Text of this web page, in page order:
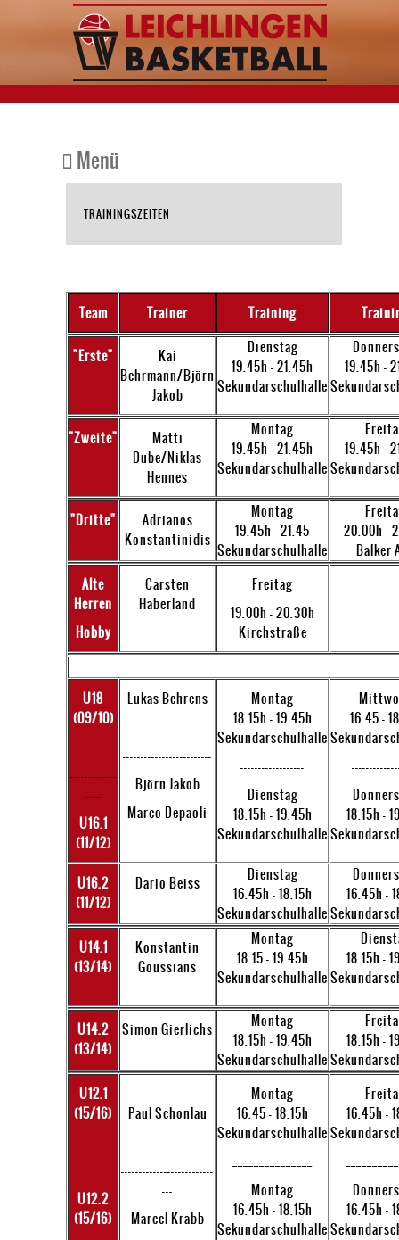
Menü
TRAININGSZEITEN
Team Trainer Training
"Erste"
Kai
Behrmann/Björn
Jakob
Dienstag
19.45h - 21.45h
Sekundarschulhalle
19.45h -
"Zweite"
Matti
Dube/Niklas
Hennes
Montag
19.45h - 21.45h
Sekundarschulhalle
19.45h -
"Dritte"
Adrianos
Konstantinidis
Montag
19.45h - 21.45
Sekundarschulhalle
20.00h -
Balker
Alte
Herren
Hobby
Carsten
Haberland
Freitag
19.00h - 20.30h
Kirchstraße
U18
(09/10)
-------------
-----
U16.1
(11/12)
Lukas Behrens
-------------------------
Björn Jakob
Marco Depaoli
Montag
18.15h - 19.45h
Sekundarschulhalle
------------------
Dienstag
18.15h - 19.45h
Sekundarschulhalle
16.45 -
18.15h -
U16.2
(11/12)
Dario Beiss
Dienstag
16.45h - 18.15h
Sekundarschulhalle
16.45h -
U14.1
(13/14)
Konstantin
Goussians
Montag
18.15 - 19.45h
Sekundarschulhalle
18.15h -
U14.2
(13/14)
Simon Gierlichs
Montag
18.15h - 19.45h
Sekundarschulhalle
18.15h -
U12.1
(15/16)
U12.2
(15/16)
Paul Schonlau
--------------------------
---
Marcel Krabb
Montag
16.45 - 18.15h
Sekundarschulhalle
_______________
Montag
16.45h - 18.15h
Sekundarschulhalle
16.45h -
16.45h -